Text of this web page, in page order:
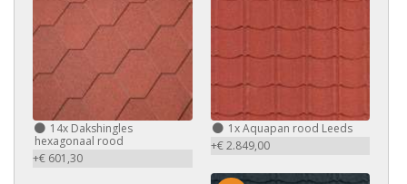
14x Dakshingles
hexagonaal rood
+€ 601,30
1xAquapan rood Leeds
+€ 2.849,00